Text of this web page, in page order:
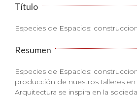
Título
Especies de Espacios:
Resumen
Especies de Espacios:
producción de nuestros talleres en
Arquitectura se inspira en la